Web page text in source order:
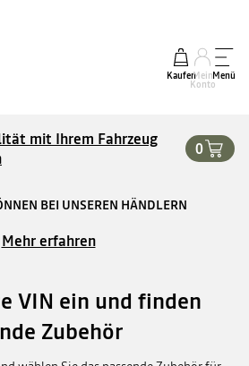
KaufenMein
Konto
Menü
mit Ihrem Fahrzeug
0
BEI UNSEREN HÄNDLERN
Mehr erfahren
VIN ein und finden
Zubehör